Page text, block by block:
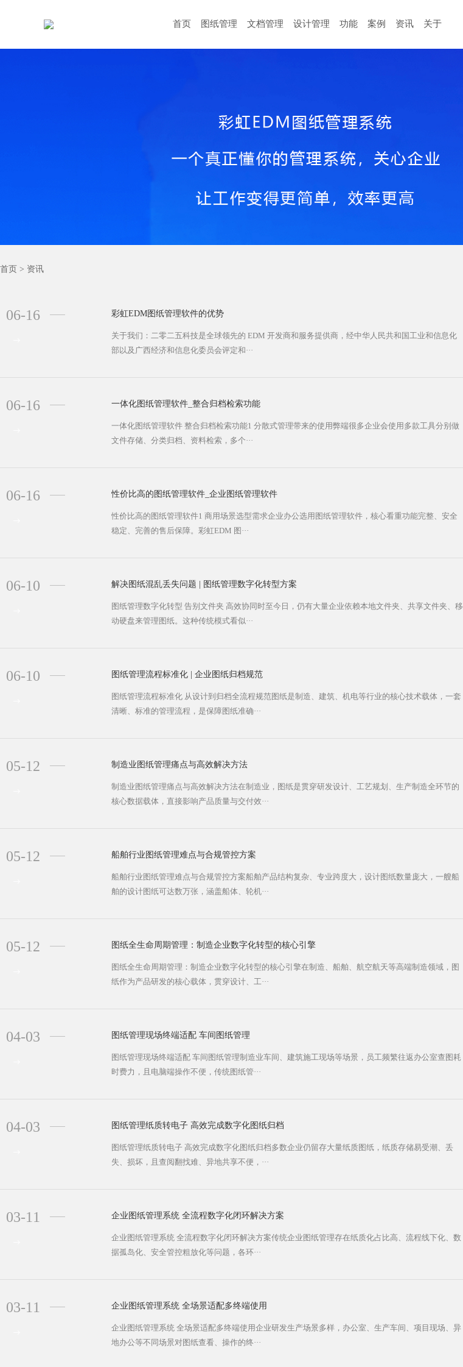
首页 图纸管理 文档管理 设计管理 功能 案例 资讯 关于
首页 > 资讯
06-16 彩虹EDM图纸管理软件的优势
关于我们：二零二五科技是全球领先的 EDM 开发商和服务提供商，经中华人民共和国工业和信息化
部以及广西经济和信息化委员会评定和···
06-16 一体化图纸管理软件_整合归档检索功能
一体化图纸管理软件 整合归档检索功能1 分散式管理带来的使用弊端很多企业会使用多款工具分别做
文件存储、分类归档、资料检索，多个···
06-16 性价比高的图纸管理软件_企业图纸管理软件
性价比高的图纸管理软件1 商用场景选型需求企业办公选用图纸管理软件，核心看重功能完整、安全
稳定、完善的售后保障。彩虹EDM 图···
06-10 解决图纸混乱丢失问题 | 图纸管理数字化转型方案
图纸管理数字化转型 告别文件夹 高效协同时至今日，仍有大量企业依赖本地文件夹、共享文件夹、移
动硬盘来管理图纸。这种传统模式看似···
06-10 图纸管理流程标准化 | 企业图纸归档规范
图纸管理流程标准化 从设计到归档全流程规范图纸是制造、建筑、机电等行业的核心技术载体，一套
清晰、标准的管理流程，是保障图纸准确···
05-12 制造业图纸管理痛点与高效解决方法
制造业图纸管理痛点与高效解决方法在制造业，图纸是贯穿研发设计、工艺规划、生产制造全环节的
核心数据载体，直接影响产品质量与交付效···
05-12 船舶行业图纸管理难点与合规管控方案
船舶行业图纸管理难点与合规管控方案船舶产品结构复杂、专业跨度大，设计图纸数量庞大，一艘船
舶的设计图纸可达数万张，涵盖船体、轮机···
05-12 图纸全生命周期管理：制造企业数字化转型的核心引擎
图纸全生命周期管理：制造企业数字化转型的核心引擎在制造、船舶、航空航天等高端制造领域，图
纸作为产品研发的核心载体，贯穿设计、工···
04-03 图纸管理现场终端适配 车间图纸管理
图纸管理现场终端适配 车间图纸管理制造业车间、建筑施工现场等场景，员工频繁往返办公室查图耗
时费力，且电脑端操作不便，传统图纸管···
04-03 图纸管理纸质转电子 高效完成数字化图纸归档
图纸管理纸质转电子 高效完成数字化图纸归档多数企业仍留存大量纸质图纸，纸质存储易受潮、丢
失、损坏，且查阅翻找难、异地共享不便，···
03-11 企业图纸管理系统 全流程数字化闭环解决方案
企业图纸管理系统 全流程数字化闭环解决方案传统企业图纸管理存在纸质化占比高、流程线下化、数
据孤岛化、安全管控粗放化等问题，各环···
03-11 企业图纸管理系统 全场景适配多终端使用
企业图纸管理系统 全场景适配多终端使用企业研发生产场景多样，办公室、生产车间、项目现场、异
地办公等不同场景对图纸查看、操作的终···